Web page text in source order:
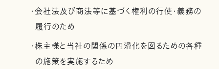
・会社法及び商法等に基づく権利の行使・義務の
履行のため
・株主様と当社の関係の円滑化を図るための各種
の施策を実施するため